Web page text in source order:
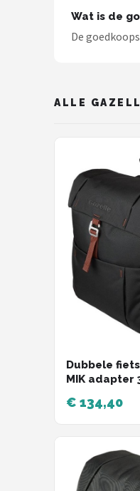
Wat is de
De
ALLE
Dubbele
MIK adapter
(2x) -
€ 134,40